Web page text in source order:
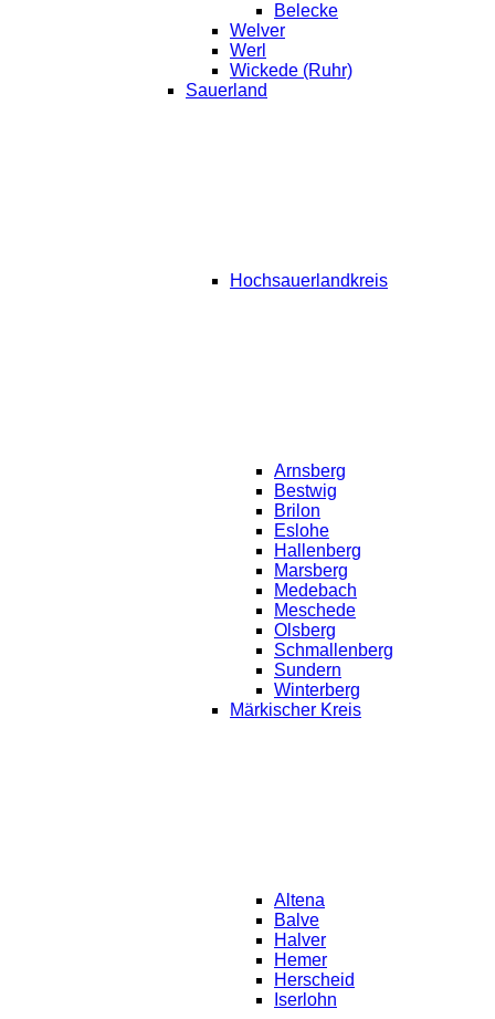
Belecke
Welver
Werl
Wickede (Ruhr)
Sauerland
Hochsauerlandkreis
Arnsberg
Bestwig
Brilon
Eslohe
Hallenberg
Marsberg
Medebach
Meschede
Olsberg
Schmallenberg
Sundern
Winterberg
Märkischer Kreis
Altena
Balve
Halver
Hemer
Herscheid
Iserlohn